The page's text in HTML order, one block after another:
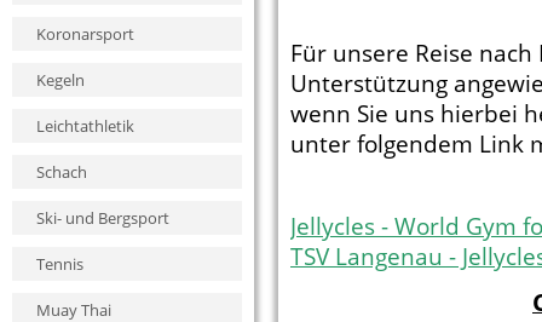
Für unsere Reise
Unterstützung
wenn Sie uns hierbei
unter folgendem Link
Jellycles - World Gym
TSV Langenau -
Koronarsport
Kegeln
Leichtathletik
Schach
Ski- und Bergsport
Tennis
Muay Thai